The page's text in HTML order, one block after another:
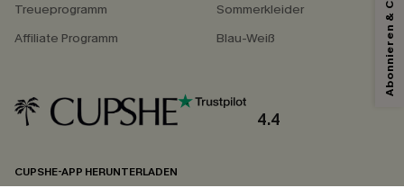
Treueprogramm
Affiliate Programm
Sommerkleider
Blau-Weiß
4.4
CUPSHE-APP HERUNTERLADEN
undDatenschutzbestimmungen. Sie können sich jederzeit abmelden.